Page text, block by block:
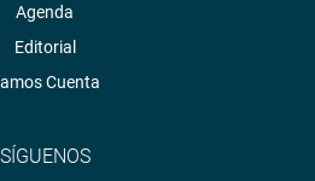
Agenda
Editorial
Cuenta
SÍGUENOS